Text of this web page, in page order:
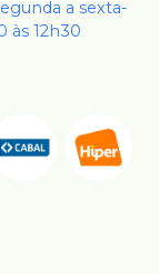
a sexta-
às 12h30